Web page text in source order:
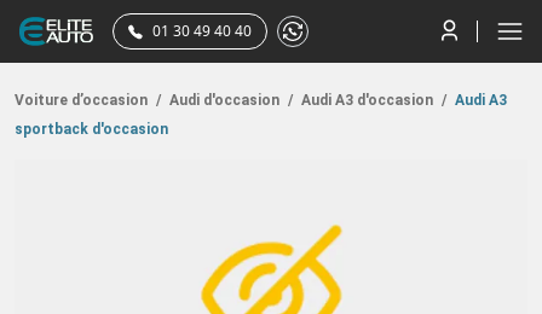
01 30 49 40 40
Voiture d’occasion / Audi d'occasion / Audi A3 d'occasion / Audi A3
sportback d'occasion